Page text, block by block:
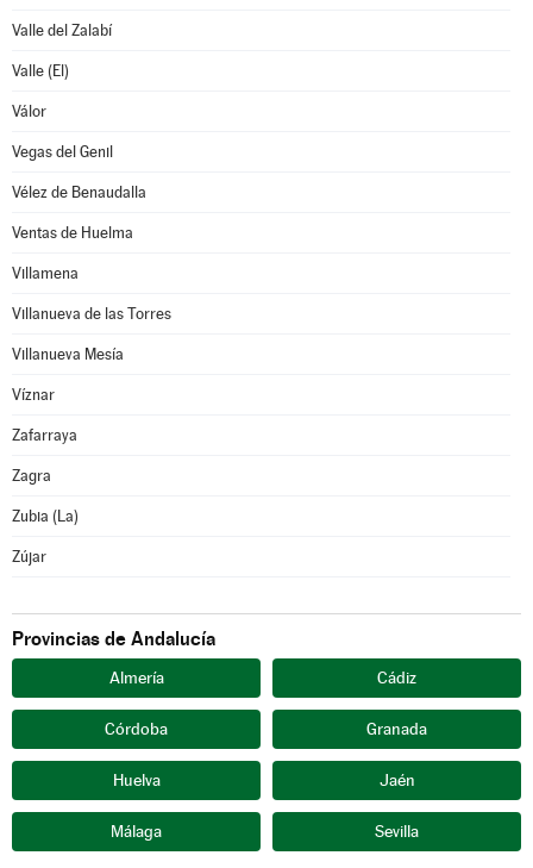
Valle del Zalabí
Valle (El)
Válor
Vegas del Genil
Vélez de Benaudalla
Ventas de Huelma
Villamena
Villanueva de las Torres
Villanueva Mesía
Víznar
Zafarraya
Zagra
Zubia (La)
Zújar
Provincias de Andalucía
Almería Cádiz
Córdoba Granada
Huelva Jaén
Málaga Sevilla